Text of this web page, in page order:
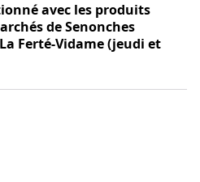
avec les produits
de Senonches
Ferté-Vidame (jeudi et